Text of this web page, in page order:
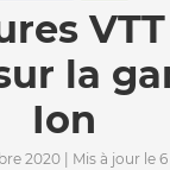
la
Ion
2020 | Mis à jour le